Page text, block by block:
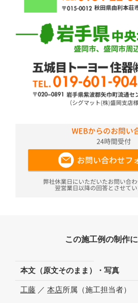
この施工例の制作
本文（原文そのまま）・写真
工藤 ／ 本店所属（施工担当者）